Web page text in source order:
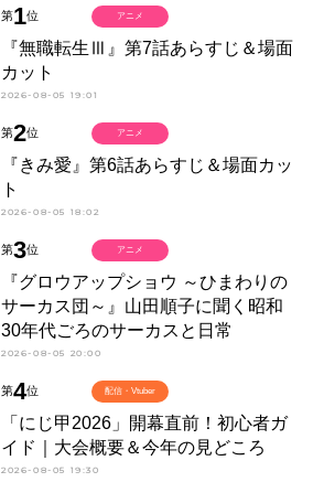
第1位
『無職転生Ⅲ』第7話あらすじ＆場面
カット
2026-08-05 19:01
アニメ
第2位
『きみ愛』第6話あらすじ＆場面カッ
ト
2026-08-05 18:02
アニメ
第3位
『グロウアップショウ ～ひまわりの
サーカス団～』山田順子に聞く昭和
30年代ごろのサーカスと日常
2026-08-05 20:00
アニメ
第4位
「にじ甲2026」開幕直前！初心者ガ
イド｜大会概要＆今年の見どころ
2026-08-05 19:30
配信・Vtuber